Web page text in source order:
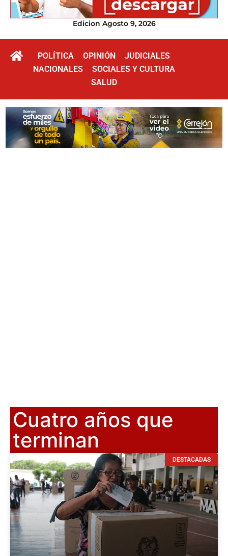
Edicion Agosto 9, 2026
POLÍTICA OPINIÓN
JUDICIALES
NACIONALES
SOCIALES Y CULTURA
SALUD
Cuatro años que
terminan
DESTACADAS